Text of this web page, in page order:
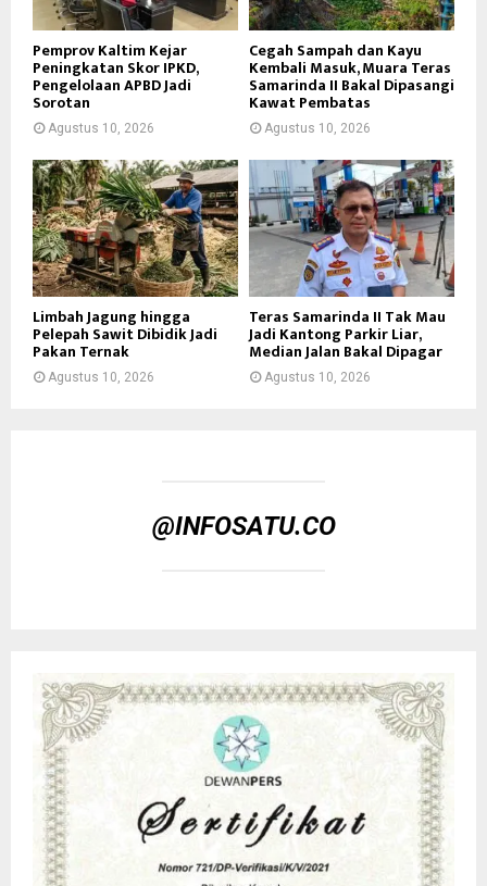
Pemprov Kaltim Kejar
Peningkatan Skor IPKD,
Pengelolaan APBD Jadi
Sorotan
Agustus 10, 2026
Cegah Sampah dan Kayu
Kembali Masuk, Muara Teras
Samarinda II Bakal Dipasangi
Kawat Pembatas
Agustus 10, 2026
Limbah Jagung hingga
Pelepah Sawit Dibidik Jadi
Pakan Ternak
Agustus 10, 2026
Teras Samarinda II Tak Mau
Jadi Kantong Parkir Liar,
Median Jalan Bakal Dipagar
Agustus 10, 2026
@INFOSATU.CO